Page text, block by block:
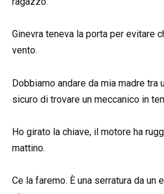
Ginevra teneva la porta per evitare
vento.
Dobbiamo andare da mia madre tra
sicuro di trovare un meccanico in
Ho girato la chiave, il motore ha
mattino.
Ce la faremo. È una serratura da un